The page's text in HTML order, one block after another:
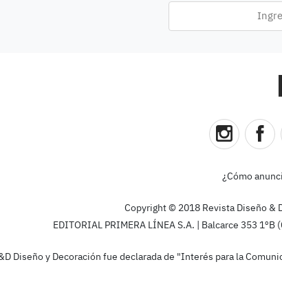
¿Cómo
Copyright © 2018 Revista Diseño &
EDITORIAL PRIMERA LÍNEA S.A. | Balcarce 353
Diseño y Decoración fue declarada de "Interés para la